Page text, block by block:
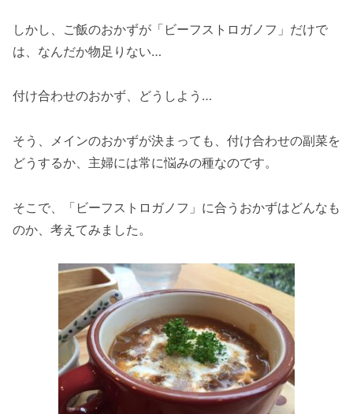
しかし、ご飯のおかずが「ビーフストロガノフ」だけで
は、なんだか物足りない…
付け合わせのおかず、どうしよう…
そう、メインのおかずが決まっても、付け合わせの副菜を
どうするか、主婦には常に悩みの種なのです。
そこで、「ビーフストロガノフ」に合うおかずはどんなも
のか、考えてみました。